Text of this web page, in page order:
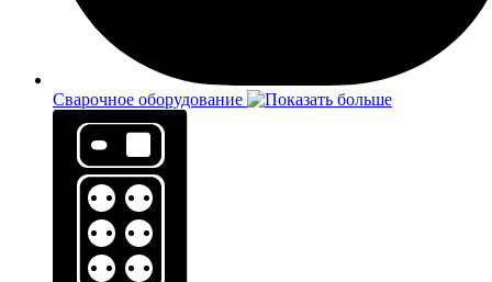
Сварочное оборудование